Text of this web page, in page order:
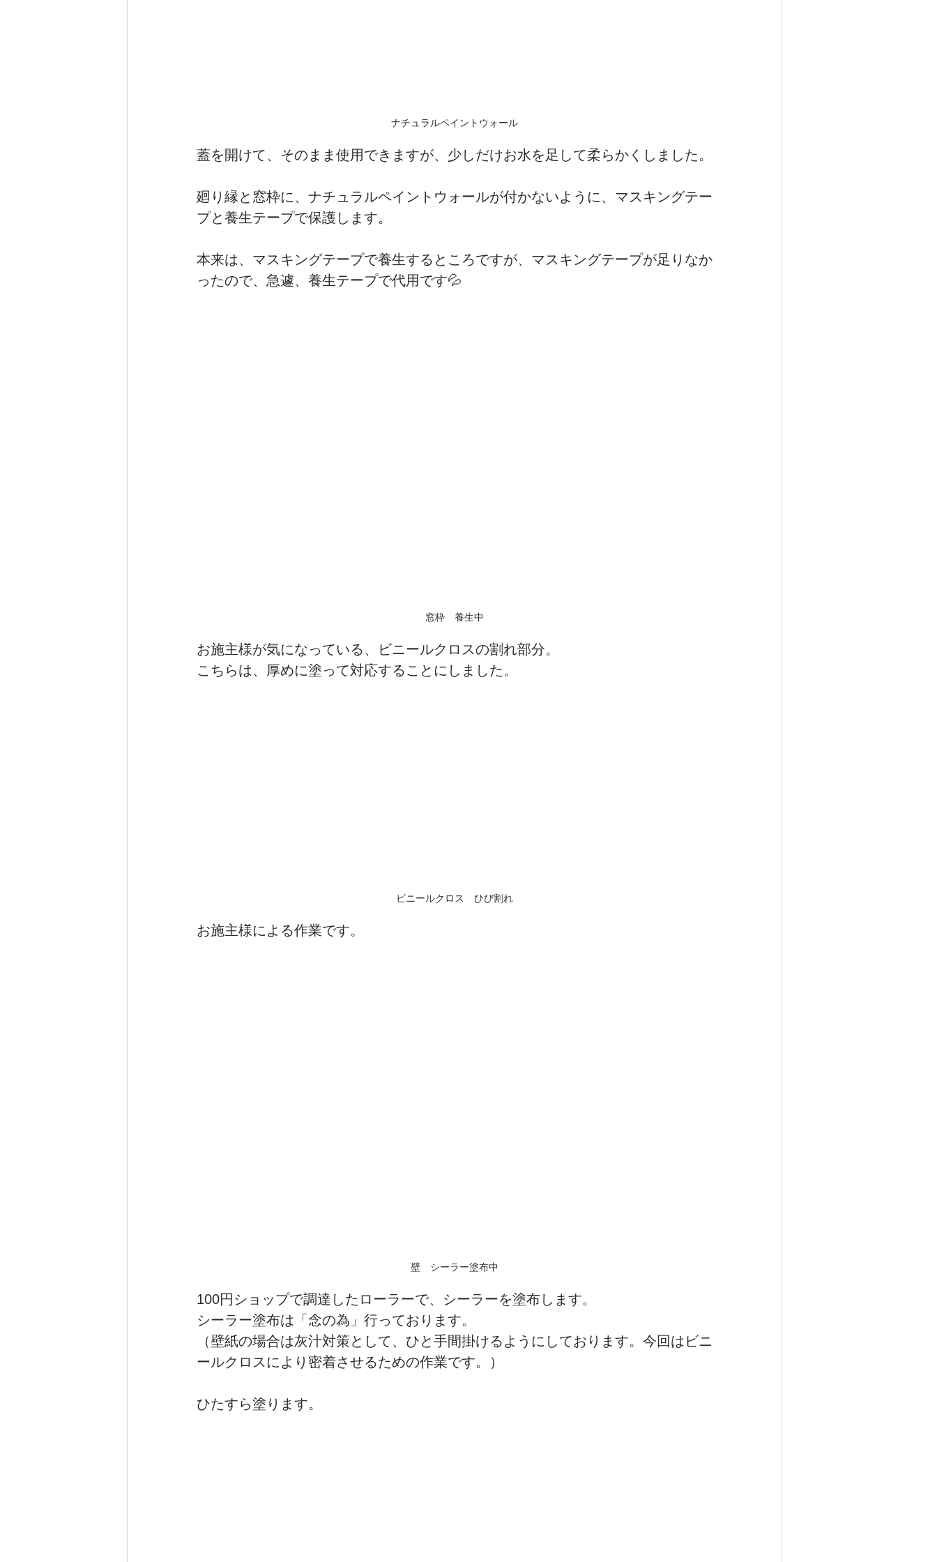
ナチュラルペイントウォール
蓋を開けて、そのまま使用できますが、少しだけお水を足して柔らかくしました。
廻り縁と窓枠に、ナチュラルペイントウォールが付かないように、マスキングテー
プと養生テープで保護します。
本来は、マスキングテープで養生するところですが、マスキングテープが足りなか
ったので、急遽、養生テープで代用です💦
窓枠　養生中
お施主様が気になっている、ビニールクロスの割れ部分。
こちらは、厚めに塗って対応することにしました。
ビニールクロス　ひび割れ
お施主様による作業です。
壁　シーラー塗布中
100円ショップで調達したローラーで、シーラーを塗布します。
シーラー塗布は「念の為」行っております。
（壁紙の場合は灰汁対策として、ひと手間掛けるようにしております。今回はビニ
ールクロスにより密着させるための作業です。）
ひたすら塗ります。